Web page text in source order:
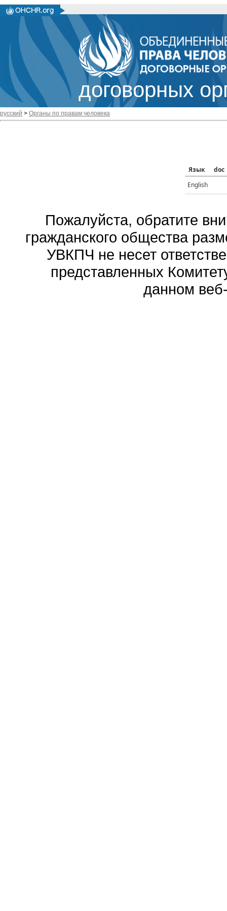
договорных
русский > Органы по правам человека
Язык
doc
English
Пожалуйста, обратите
гражданского общества
УВКПЧ не несет
представленных
данном